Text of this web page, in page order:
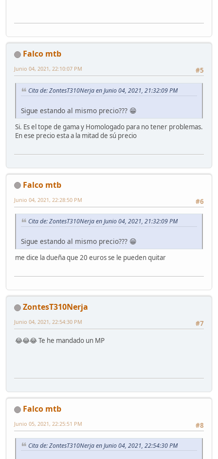
Falco mtb
#5
Junio 04, 2021, 22:10:07 PM
Cita de: ZontesT310Nerja en Junio 04, 2021, 21:32:09 PM
Sigue estando al mismo precio??? 😁
Si. Es el tope de gama y Homologado para no tener problemas.
En ese precio esta a la mitad de sú precio
Falco mtb
#6
Junio 04, 2021, 22:28:50 PM
Cita de: ZontesT310Nerja en Junio 04, 2021, 21:32:09 PM
Sigue estando al mismo precio??? 😁
me dice la dueña que 20 euros se le pueden quitar
ZontesT310Nerja
#7
Junio 04, 2021, 22:54:30 PM
😂😂😂 Te he mandado un MP
Falco mtb
#8
Junio 05, 2021, 22:25:51 PM
Cita de: ZontesT310Nerja en Junio 04, 2021, 22:54:30 PM